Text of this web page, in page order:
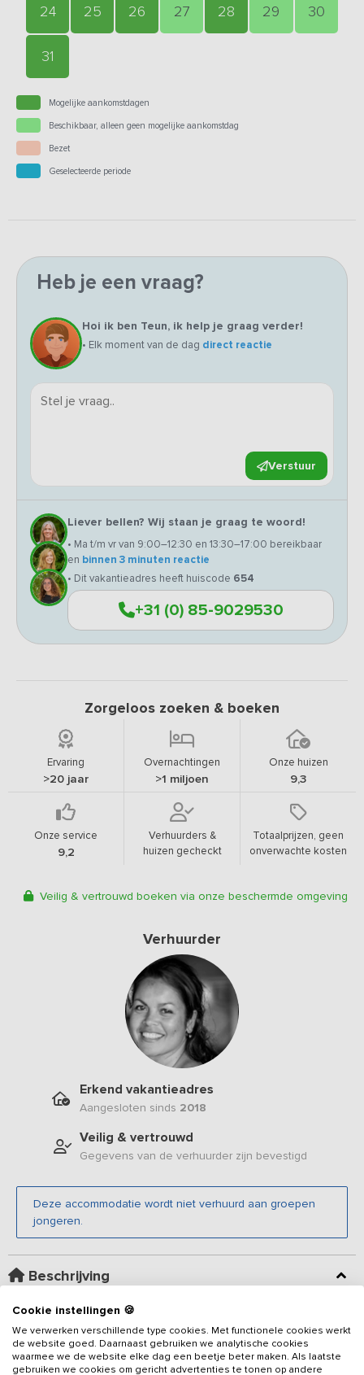
24 25 26 27 28 29 30
31
Mogelijke aankomstdagen
Beschikbaar, alleen geen mogelijke aankomstdag
Bezet
Geselecteerde periode
Heb je een vraag?
Hoi ik ben Teun, ik help je graag verder!
• Elk moment van de dag direct reactie
Verstuur
Liever bellen? Wij staan je graag te woord!
• Ma t/m vr van 9:00–12:30 en 13:30–17:00 bereikbaar
en binnen 3 minuten reactie
• Dit vakantieadres heeft huiscode 654
+31 (0) 85-9029530
Zorgeloos zoeken & boeken
Ervaring
>20 jaar
Overnachtingen
>1 miljoen
Onze huizen
9,3
Onze service
9,2
Verhuurders &
huizen gecheckt
Totaalprijzen, geen
onverwachte kosten
Veilig & vertrouwd boeken via onze beschermde omgeving
Verhuurder
Erkend vakantieadres
Aangesloten sinds 2018
Veilig & vertrouwd
Gegevens van de verhuurder zijn bevestigd
Deze accommodatie wordt niet verhuurd aan groepen
jongeren.
Beschrijving
Gelegen in een groene omgeving, op fietsafstand van de
Zeeuwse kust, vind je op een boerenhoeve dit luxe
vakantieadresvoor 25 personen voorzien van 9 slaapkamers en
9 badkamers. Geniet van het comfort, de gemoedelijke sfeer, de
Cookie instellingen 🍪
We verwerken verschillende type cookies. Met functionele cookies werkt
de website goed. Daarnaast gebruiken we analytische cookies
waarmee we de website elke dag een beetje beter maken. Als laatste
gebruiken we cookies om gericht advertenties te tonen op andere